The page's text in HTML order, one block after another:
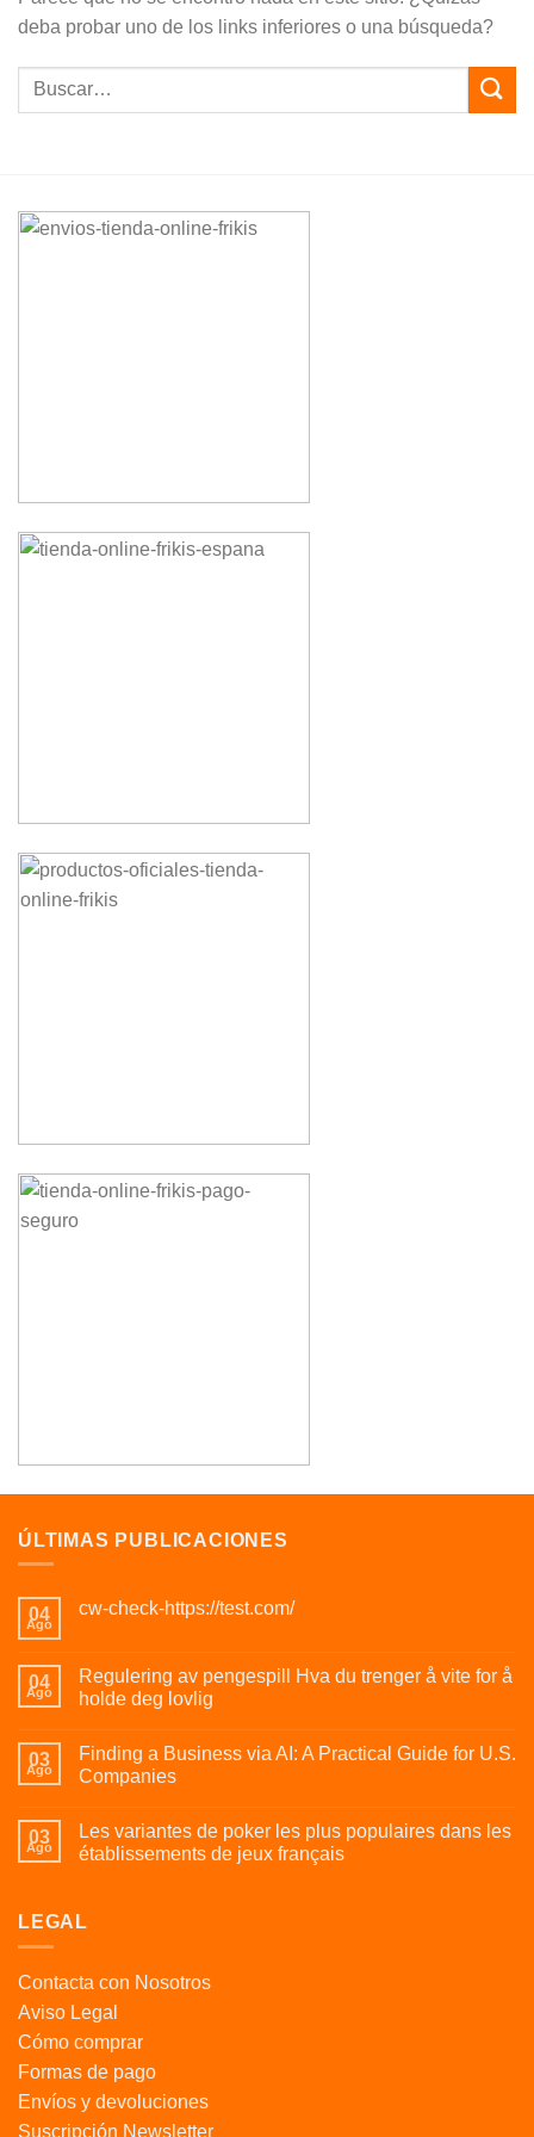
deba probar uno de los links inferiores o una búsqueda?
ÚLTIMAS PUBLICACIONES
04
Ago
cw-check-https://test.com/
04
Ago
Regulering av pengespill Hva du trenger å vite for å
holde deg lovlig
03
Ago
Finding a Business via AI: A Practical Guide for U.S.
Companies
03
Ago
Les variantes de poker les plus populaires dans les
établissements de jeux français
LEGAL
Contacta con Nosotros
Aviso Legal
Cómo comprar
Formas de pago
Envíos y devoluciones
Suscripción Newsletter